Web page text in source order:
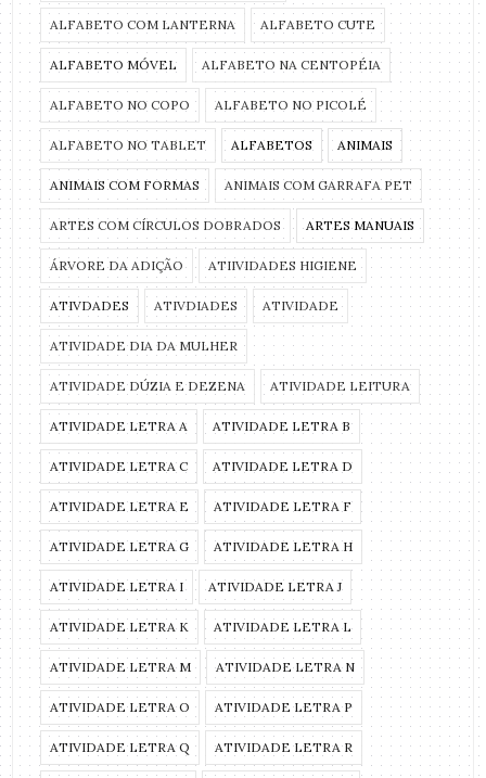
ALFABETO COM LANTERNA ALFABETO CUTE
ALFABETO MÓVEL ALFABETO NA CENTOPÉIA
ALFABETO NO COPO ALFABETO NO PICOLÉ
ALFABETO NO TABLET ALFABETOS ANIMAIS
ANIMAIS COM FORMAS ANIMAIS COM GARRAFA PET
ARTES COM CÍRCULOS DOBRADOS ARTES MANUAIS
ÁRVORE DA ADIÇÃO ATIIVIDADES HIGIENE
ATIVDADES ATIVDIADES ATIVIDADE
ATIVIDADE DIA DA MULHER
ATIVIDADE DÚZIA E DEZENA ATIVIDADE LEITURA
ATIVIDADE LETRA A ATIVIDADE LETRA B
ATIVIDADE LETRA C ATIVIDADE LETRA D
ATIVIDADE LETRA E ATIVIDADE LETRA F
ATIVIDADE LETRA G ATIVIDADE LETRA H
ATIVIDADE LETRA I ATIVIDADE LETRA J
ATIVIDADE LETRA K ATIVIDADE LETRA L
ATIVIDADE LETRA M ATIVIDADE LETRA N
ATIVIDADE LETRA O ATIVIDADE LETRA P
ATIVIDADE LETRA Q ATIVIDADE LETRA R